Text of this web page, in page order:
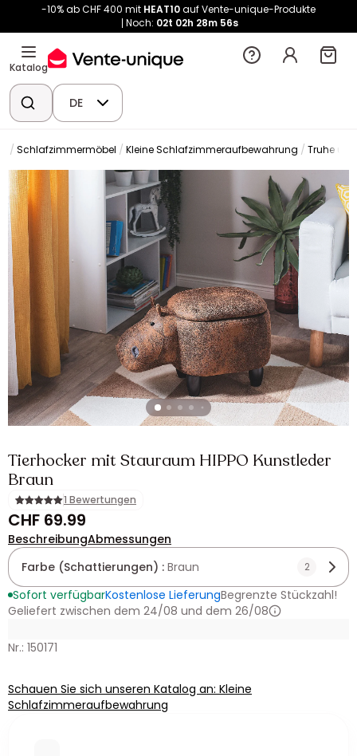
-10% ab CHF 400 mit HEAT10auf Vente-unique-Produkte
Noch: 02t 02h 28m 54s
Katalog
DE
Schlafzimmermöbel Kleine Schlafzimmeraufbewahrung Truhe
Tierhocker mit Stauraum HIPPO Kunstleder
Braun
1 Bewertungen
CHF 69.99
BeschreibungAbmessungen
Farbe (Schattierungen) : Braun 2
Sofort verfügbarKostenlose LieferungBegrenzte Stückzahl!
Geliefert zwischen dem 24/08 und dem 26/08
Nr.: 150171
Schauen Sie sich unseren Katalog an: Kleine
Schlafzimmeraufbewahrung